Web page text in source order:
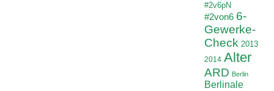
#2v6pN
#2von6 6-
Gewerke-
Check 2013
2014 Alter
ARD Berlin
Berlinale